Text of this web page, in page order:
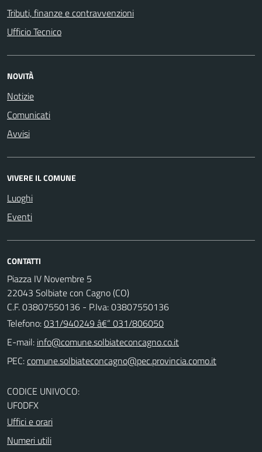
Tributi, finanze e contravvenzioni
Ufficio Tecnico
NOVITÀ
Notizie
Comunicati
Avvisi
VIVERE IL COMUNE
Luoghi
Eventi
CONTATTI
Piazza IV Novembre 5
22043 Solbiate con Cagno (CO)
C.F. 03807550136 - P.Iva: 03807550136
Telefono:031/940249 â€“ 031/806050
E-mail:
PEC:
CODICE UNIVOCO:
UF0DFX
Uffici e orari
Numeri utili